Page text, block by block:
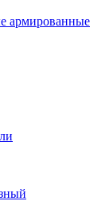
армированные